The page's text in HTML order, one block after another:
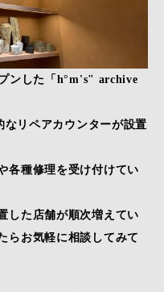
ンした「h°m's" archive
リペアカウンターが設置
各種修理を受け付けてい
した店舗が順次増えてい
らお気軽に相談してみて